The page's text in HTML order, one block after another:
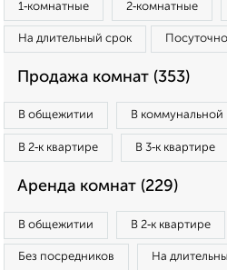
1‑комнатные 2‑комнатные
На длительный срок Посуточно
Продажа комнат (353)
В общежитии В коммунальной
В 2‑к квартире В 3‑к квартире
Аренда комнат (229)
В общежитии В 2‑к квартире
Без посредников На